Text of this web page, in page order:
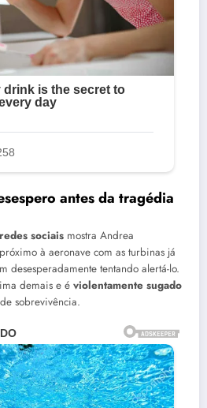
antes da tragédia
sociais mostra Andrea
à aeronave com as turbinas já
desesperadamente tentando alertá-lo.
demais e é violentamente sugado
sobrevivência.